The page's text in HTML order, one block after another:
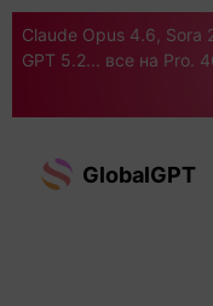
Claude Opus 4.6, Sora
GPT 5.2... все на Pro.
GlobalGPT